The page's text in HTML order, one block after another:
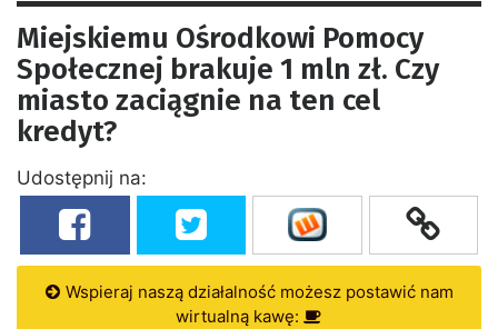
Miejskiemu Ośrodkowi Pomocy
Społecznej brakuje 1 mln zł. Czy
miasto zaciągnie na ten cel
kredyt?
Udostępnij na:
Wspieraj naszą działalność możesz postawić nam
wirtualną kawę: